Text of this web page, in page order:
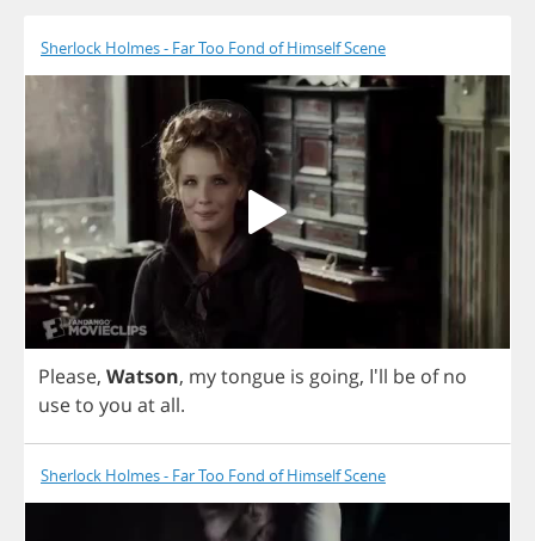
Sherlock Holmes - Far Too Fond of Himself Scene
Please, Watson, mytongue is going, I'll be of no
useto you atall.
Sherlock Holmes - Far Too Fond of Himself Scene